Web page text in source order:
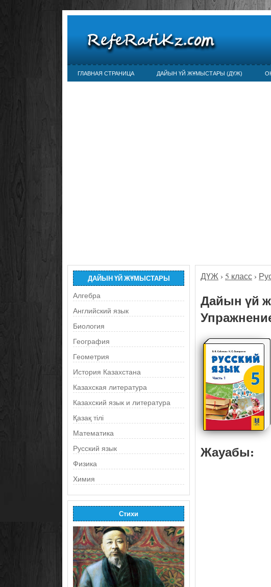
ГЛАВНАЯ СТРАНИЦА ДАЙЫН ҮЙ ЖҰМЫСТАРЫ (ДҮЖ)
ДАЙЫН ҮЙ ЖҰМЫСТАРЫ
Алгебра
Английский язык
Биология
География
Геометрия
История Казахстана
Казахская литература
Казахский язык и литература
Қазақ тілі
Математика
Русский язык
Физика
Химия
Стихи
ДҮЖ › 5 класс ›
Дайын үй
Жауабы: